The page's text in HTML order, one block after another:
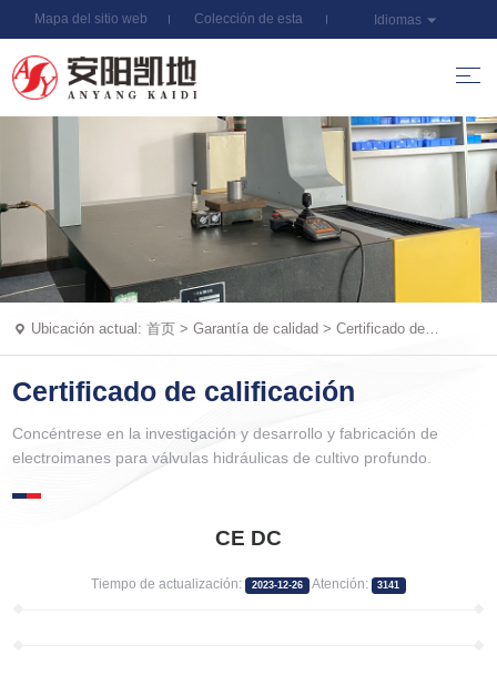
Mapa del sitio web Colección de esta Idiomas
Ubicación actual: 首页 > Garantía de calidad > Certificado de
Certificado de calificación
Concéntrese en la investigación y desarrollo y fabricación de
electroimanes para válvulas hidráulicas de cultivo profundo.
CE DC
Tiempo de actualización: 2023-12-26 Atención: 3141